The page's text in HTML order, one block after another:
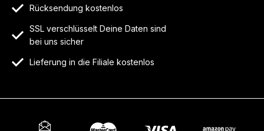
Rücksendung kostenlos
SSL verschlüsselt Deine Daten sind
bei uns sicher
Lieferung in die Filiale kostenlos